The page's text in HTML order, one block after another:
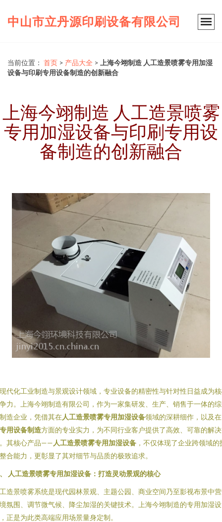
中山市立丹源印刷设备有限公司
当前位置： 首页 > 产品大全 >
上海今翊制造 人工造景喷雾专用加湿
设备与印刷专用设备制造的创新融合
上海今翊制造 人工造景喷雾
专用加湿设备与印刷专用设
备制造的创新融合
代化工业制造与景观设计领域，专业设备的精密性与针对性日益成为
力。上海今翊制造有限公司，作为一家集研发、生产、销售于一体的
造企业，凭借其在人工造景喷雾专用加湿设备领域的深耕细作，以及在
用设备制造方面的专业实力，为不同行业客户提供了高效、可靠的解
其核心产品—— 人工造景喷雾专用加湿设备 ，不仅体现了企业跨领域的
合能力，更彰显了其对细节与品质的极致追求。
人工造景喷雾专用加湿设备：打造灵动景观的核心
造景喷雾系统是现代园林景观、主题公园、商业空间乃至影视布景中
氛围、调节微气候、降尘加湿的关键技术。上海今翊制造的专用加湿设
正是为此类高端应用场景量身定制。